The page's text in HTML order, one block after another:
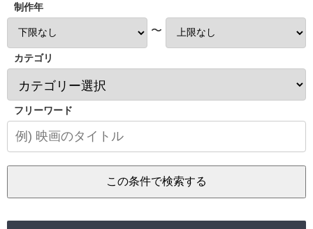
制作年
〜
カテゴリ
フリーワード